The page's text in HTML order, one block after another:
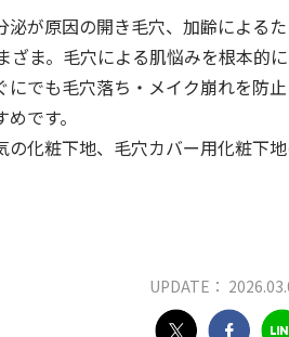
が原因の開き毛穴、加齢による
ざま。毛穴による肌悩みを根本的に
でも毛穴落ち・メイク崩れを防
です。
化粧下地、毛穴カバー用化粧下
UPDATE：